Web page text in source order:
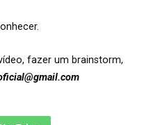
fazer um brainstorm,